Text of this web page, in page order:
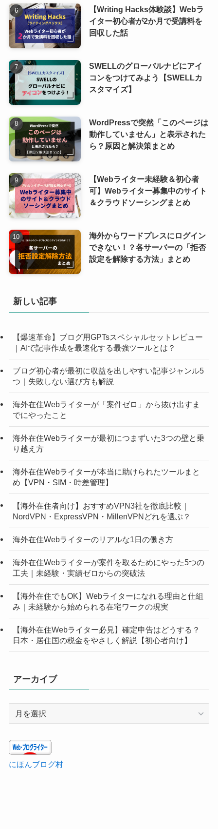
【Writing Hacks体験談】Webラ
イター初心者が2か月で受講料を
回収した話
SWELLのグローバルナビにアイ
コンをつけてみよう【SWELLカ
スタマイズ】
WordPressで突然「このページは
動作していません」と表示された
ら？原因と解決策まとめ
【Webライター未経験＆初心者
可】Webライター募集中のサイト
＆クラウドソーシングまとめ
海外からワードプレスにログイン
できない！？各サーバーの「拒否
設定を解除する方法」まとめ
新しい記事
【爆速革命】ブログ用GPTsスペシャルセットレビュー
｜AIで記事作成を最速化する最強ツールとは？
ブログ初心者が最初に収益を出しやすい記事ジャンル5
つ｜失敗しない選び方も解説
海外在住Webライターが「案件ゼロ」から抜け出すま
でにやったこと
海外在住Webライターが最初につまずいた3つの壁と乗
り越え方
海外在住Webライターが本当に助けられたツールまと
め【VPN・SIM・時差管理】
【海外在住者向け】おすすめVPN3社を徹底比較｜
NordVPN・ExpressVPN・MillenVPNどれを選ぶ？
海外在住Webライターのリアルな1日の働き方
海外在住Webライターが案件を取るためにやった5つの
工夫｜未経験・実績ゼロからの突破法
【海外在住でもOK】Webライターになれる理由と仕組
み｜未経験から始められる在宅ワークの現実
【海外在住Webライター必見】確定申告はどうする？
日本・居住国の税金をやさしく解説【初心者向け】
アーカイブ
イ
ブ
にほんブログ村